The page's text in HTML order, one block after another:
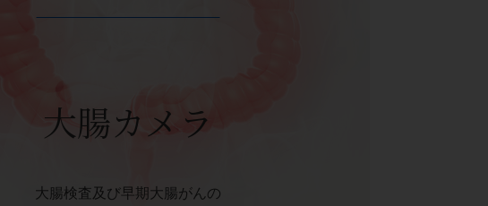
大腸カメラ
大腸検査及び早期大腸がんの